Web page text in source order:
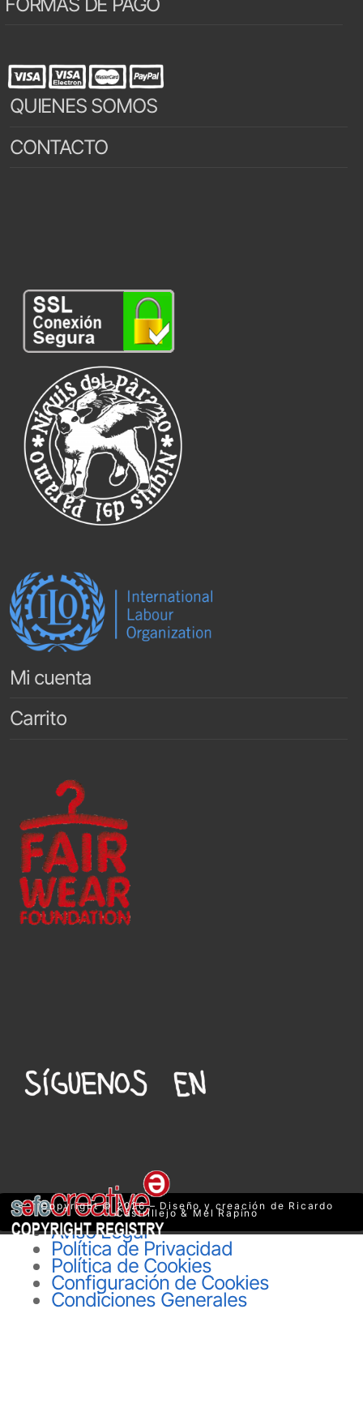
QUIENES SOMOS
CONTACTO
Mi cuenta
Carrito
Copyright © 2026 – Diseño y creación de Ricardo
Castrillejo & Mel Rapino
Aviso Legal
Política de Privacidad
Política de Cookies
Configuración de Cookies
Condiciones Generales